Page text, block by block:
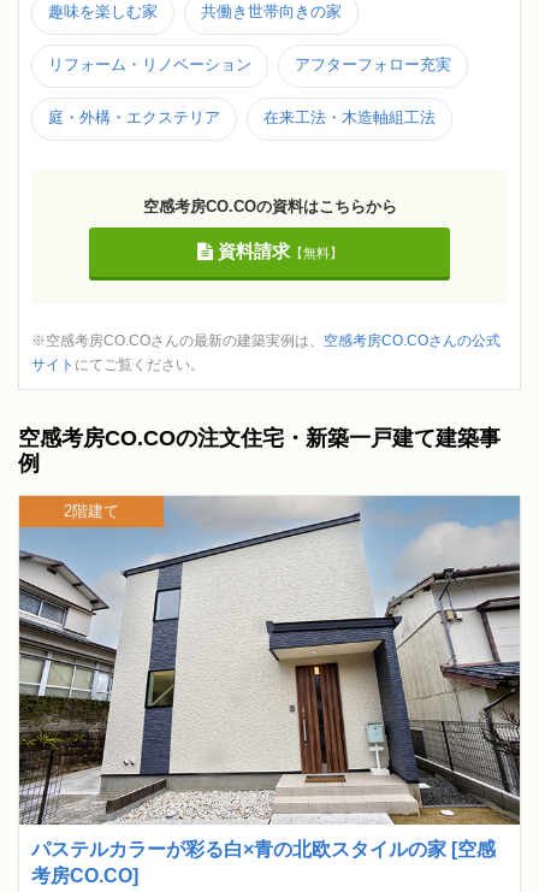
趣味を楽しむ家 共働き世帯向きの家
リフォーム・リノベーション アフターフォロー充実
庭・外構・エクステリア 在来工法・木造軸組工法
空感考房CO.COの資料はこちらから
資料請求【無料】
※空感考房CO.COさんの最新の建築実例は、 空感考房CO.COさんの公式
サイト にてご覧ください。
空感考房CO.COの注文住宅・新築一戸建て建築事
例
パステルカラーが彩る白×青の北欧スタイルの家 [空感
考房CO.CO]
2階建て